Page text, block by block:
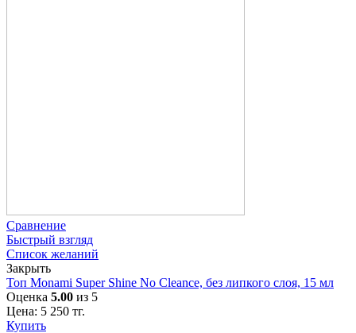
Сравнение
Быстрый взгляд
Список желаний
Закрыть
Топ Monami Super Shine No Cleance, без липкого слоя, 15 мл
Оценка 5.00 из 5
Цена: 5 250 тг.
Купить